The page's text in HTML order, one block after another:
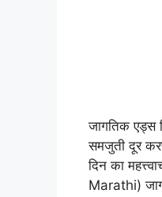
जागतिक एड्स
समजुती दूर
दिन का
Marathi)